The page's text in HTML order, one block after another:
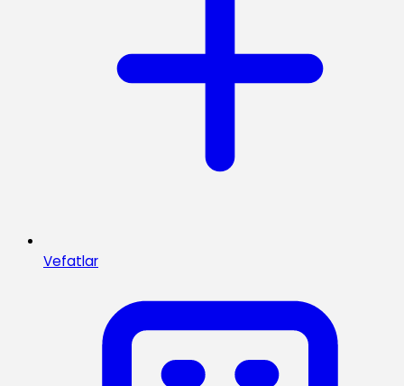
Vefatlar